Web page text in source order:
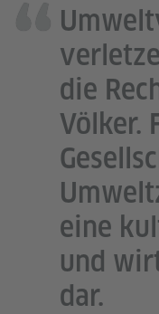
die
Völker.
eine
und
dar.